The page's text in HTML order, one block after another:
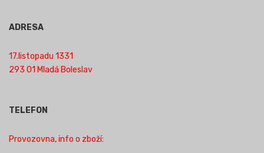
ADRESA
17.listopadu 1331
293 01 Mladá Boleslav
TELEFON
Provozovna, info o zboží: